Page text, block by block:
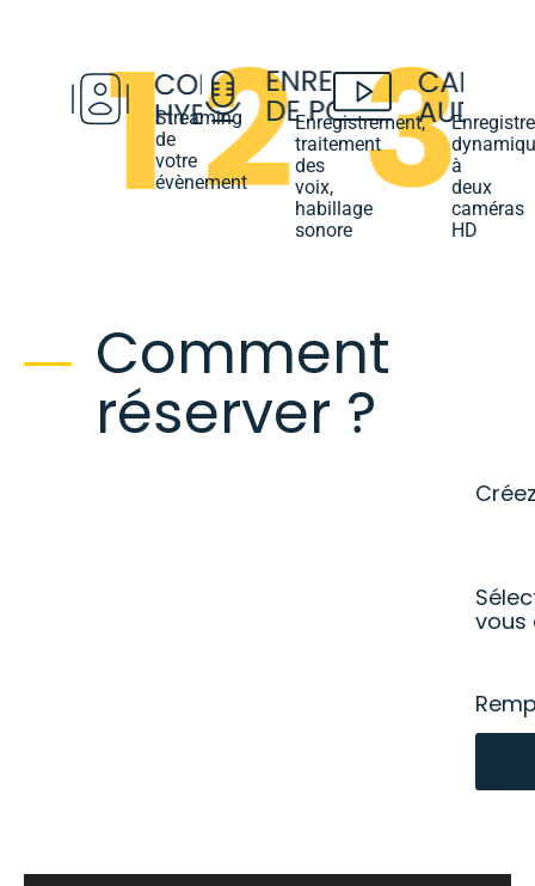
Streaming
de
votre
évènement
Enregistrement,
traitement
des
voix,
habillage
sonore
à
deux
caméras
HD
Comment
réserver ?
vous